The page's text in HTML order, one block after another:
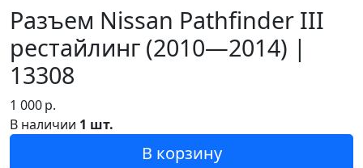
Разъем Nissan Pathfinder III
рестайлинг (2010—2014) |
13308
1 000р.
В наличии 1 шт.
В корзину